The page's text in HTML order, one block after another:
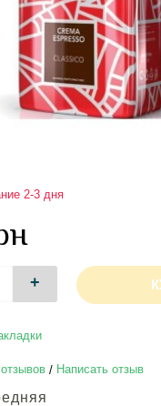
2-3 дня
+
/ Написать отзыв